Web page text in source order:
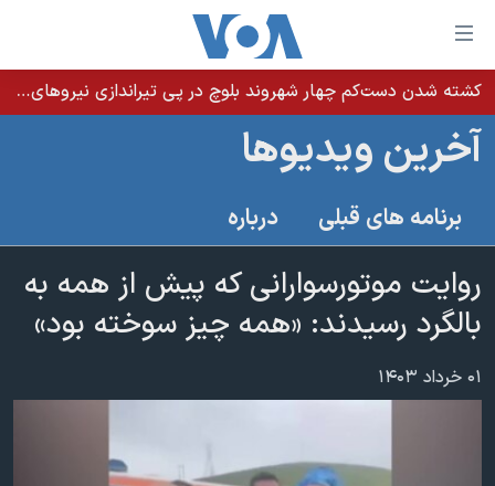
لینکهای
قابل
دسترسی
جهش
اصلی
جهش
به
صفحه
اصلی
جهش
به
خانه
نسخه سبک وب‌سایت
آمریکا
جهان
گزیده‌ها
برنامه های تلویزیونی
جدول برنامه ها
صفحه‌های ویژه
عملیات خشم حماسی
بایگانی برنامه‌های تلویزیونی
پخش رادیویی
یادگیری زبان انگلیسی
کشته شدن دست‌کم چهار شهروند بلوچ در پی تیراندازی نیروهای امنیتی در دشتیاری؛ روایت‌های متفاوت از جزئیات حادثه
آخرین ویدیوها
برنامه های قبلی درباره
روایت موتورسوارانی که پیش از همه به
بالگرد رسیدند: «همه چیز سوخته بود»
۰۱ خرداد ۱۴۰۳